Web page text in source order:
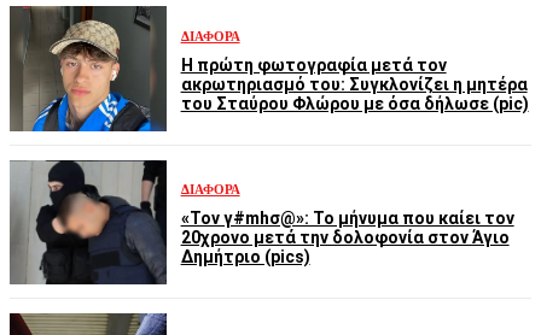
ΔΙΆΦΟΡΑ
Η πρώτη φωτογραφία μετά τον
ακρωτηριασμό του: Συγκλονίζει η μητέρα
του Σταύρου Φλώρου με όσα δήλωσε (pic)
ΔΙΆΦΟΡΑ
«Τον γ#mhσ@»: Το μήνυμα που καίει τον
20χρονο μετά την δολοφονία στον Άγιο
Δημήτριο (pics)